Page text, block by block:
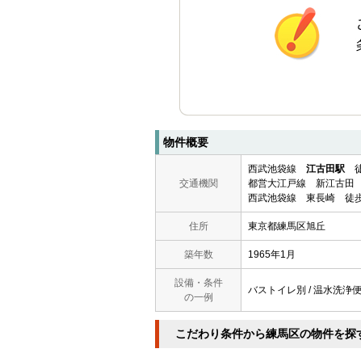
物件概要
交通機関
西武池袋線 江古田駅
都営大江戸線 新江古田
西武池袋線 東長崎 徒
住所 東京都練馬区旭丘
築年数 1965年1月
設備・条件
の一例
バストイレ別 / 温水洗浄
こだわり条件から練馬区の物件を探